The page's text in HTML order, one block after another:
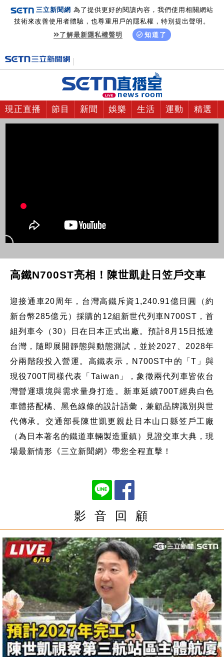
三立新聞網 為了提供更好的閱讀內容，我們使用相關網站
技術來改善使用者體驗，也尊重用戶的隱私權，特別提出聲明。
了解最新隱私權聲明
知道了
現正直播 節目 新聞 娛樂 生活 運動 精選
高鐵N700ST亮相！陳世凱赴日笠戶交車
迎接通車20周年，台灣高鐵斥資1,240.91億日圓（約
新台幣285億元）採購的12組新世代列車N700ST，首
組列車今（30）日在日本正式出廠。預計8月15日抵達
台灣，隨即展開靜態與動態測試，並於2027、2028年
分兩階段投入營運。高鐵表示，N700ST中的「T」與
現役700T同樣代表「Taiwan」，象徵兩代列車皆依台
灣營運環境與需求量身打造。新車延續700T經典白色
車體搭配橘、黑色線條的設計語彙，兼顧品牌識別與世
代傳承。交通部長陳世凱更親赴日本山口縣笠戶工廠
（為日本著名的鐵道車輛製造重鎮）見證交車大典，現
場最新情形《三立新聞網》帶您全程直擊！
影 音 回 顧